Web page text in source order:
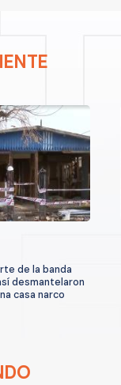
de la banda
desmantelaron
casa narco